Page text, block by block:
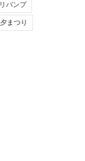
リバンプ
まつり